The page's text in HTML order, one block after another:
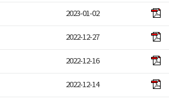
2023-01-02
2022-12-27
2022-12-16
2022-12-14